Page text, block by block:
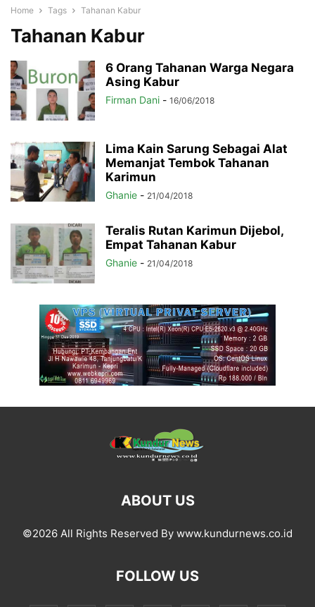
Home Tags Tahanan Kabur
Tahanan Kabur
6 Orang Tahanan Warga Negara
Asing Kabur
Firman Dani - 16/06/2018
Lima Kain Sarung Sebagai Alat
Memanjat Tembok Tahanan
Karimun
Ghanie - 21/04/2018
Teralis Rutan Karimun Dijebol,
Empat Tahanan Kabur
Ghanie - 21/04/2018
ABOUT US
©2026 All Rights Reserved By www.kundurnews.co.id
FOLLOW US